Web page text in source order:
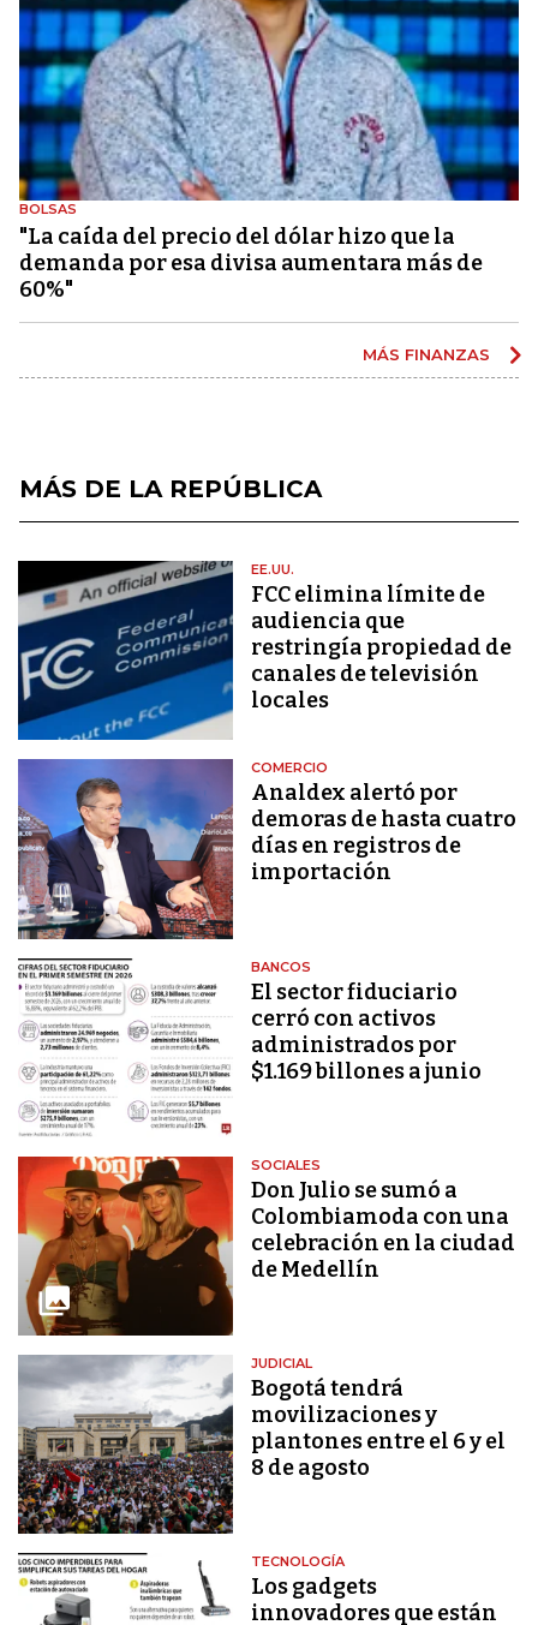
BOLSAS
"La caída del precio del dólar hizo que la
demanda por esa divisa aumentara más de
60%"
MÁS FINANZAS
MÁS DE LA REPÚBLICA
EE.UU.
FCC elimina límite de
audiencia que
restringía propiedad de
canales de televisión
locales
COMERCIO
Analdex alertó por
demoras de hasta cuatro
días en registros de
importación
BANCOS
El sector fiduciario
cerró con activos
administrados por
$1.169 billones a junio
SOCIALES
Don Julio se sumó a
Colombiamoda con una
celebración en la ciudad
de Medellín
JUDICIAL
Bogotá tendrá
movilizaciones y
plantones entre el 6 y el
8 de agosto
TECNOLOGÍA
Los gadgets
innovadores que están